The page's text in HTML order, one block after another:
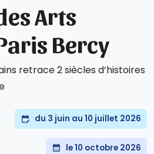
Arts
Bercy
retrace 2 siècles d’histoires
du 3 juin au 10 juillet 2026
le 10 octobre 2026